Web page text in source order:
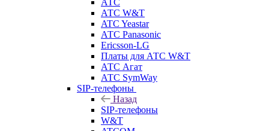
АТС
АТС W&T
ATC Yeastar
АТС Panasonic
Ericsson-LG
Платы для АТС W&T
АТС Агат
АТС SymWay
SIP-телефоны
Назад
SIP-телефоны
W&T